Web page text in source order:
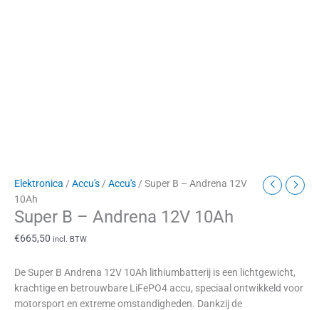
Elektronica / Accu's / Accu's / Super B – Andrena 12V
10Ah
Super B – Andrena 12V 10Ah
€665,50 incl. BTW
De Super B Andrena 12V 10Ah lithiumbatterij is een lichtgewicht,
krachtige en betrouwbare LiFePO4 accu, speciaal ontwikkeld voor
motorsport en extreme omstandigheden. Dankzij de